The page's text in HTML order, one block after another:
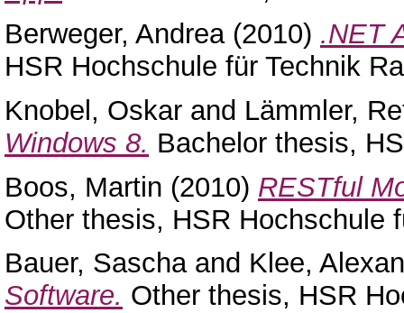
Berweger, Andrea(2010) .NET
HSR Hochschule für Technik
Knobel, Oskar and Lämmler,
Windows 8. Bachelor thesis,
Boos, Martin (2010) RESTful
Other thesis, HSR Hochschule
Bauer, Saschaand Klee,
Software. Other thesis, HSR